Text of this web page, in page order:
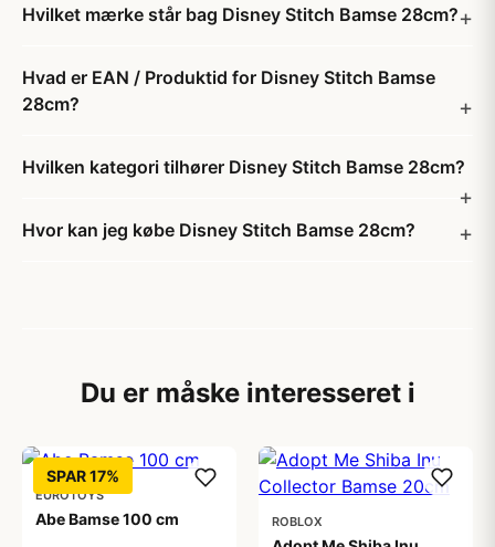
Hvilket mærke står bag Disney Stitch Bamse 28cm?
Hvad er EAN / Produktid for Disney Stitch Bamse
28cm?
Hvilken kategori tilhører Disney Stitch Bamse 28cm?
Hvor kan jeg købe Disney Stitch Bamse 28cm?
Du er måske interesseret i
SPAR 17%
EUROTOYS
Abe Bamse 100 cm ROBLOX